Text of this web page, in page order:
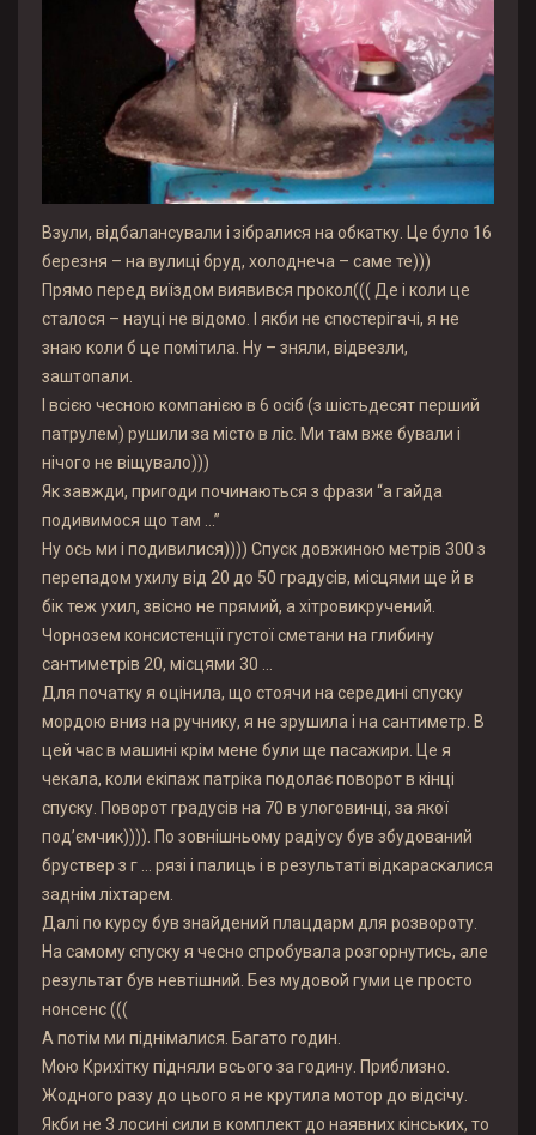
Взули, відбалансували і зібралися на обкатку. Це було 16
березня – на вулиці бруд, холоднеча – саме те)))
Прямо перед виїздом виявився прокол((( Де і коли це
сталося – науці не відомо. І якби не спостерігачі, я не
знаю коли б це помітила. Ну – зняли, відвезли,
заштопали.
І всією чесною компанією в 6 осіб (з шістьдесят перший
патрулем) рушили за місто в ліс. Ми там вже бували і
нічого не віщувало)))
Як завжди, пригоди починаються з фрази “а гайда
подивимося що там …”
Ну ось ми і подивилися)))) Спуск довжиною метрів 300 з
перепадом ухилу від 20 до 50 градусів, місцями ще й в
бік теж ухил, звісно не прямий, а хітровикручений.
Чорнозем консистенції густої сметани на глибину
сантиметрів 20, місцями 30 …
Для початку я оцінила, що стоячи на середині спуску
мордою вниз на ручнику, я не зрушила і на сантиметр. В
цей час в машині крім мене були ще пасажири. Це я
чекала, коли екіпаж патріка подолає поворот в кінці
спуску. Поворот градусів на 70 в улоговинці, за якої
под’ємчик)))). По зовнішньому радіусу був збудований
бруствер з г … рязі і палиць і в результаті відкараскалися
заднім ліхтарем.
Далі по курсу був знайдений плацдарм для розвороту.
На самому спуску я чесно спробувала розгорнутись, але
результат був невтішний. Без мудовой гуми це просто
нонсенс (((
А потім ми піднімалися. Багато годин.
Мою Крихітку підняли всього за годину. Приблизно.
Жодного разу до цього я не крутила мотор до відсічу.
Якби не 3 лосині сили в комплект до наявних кінських, то